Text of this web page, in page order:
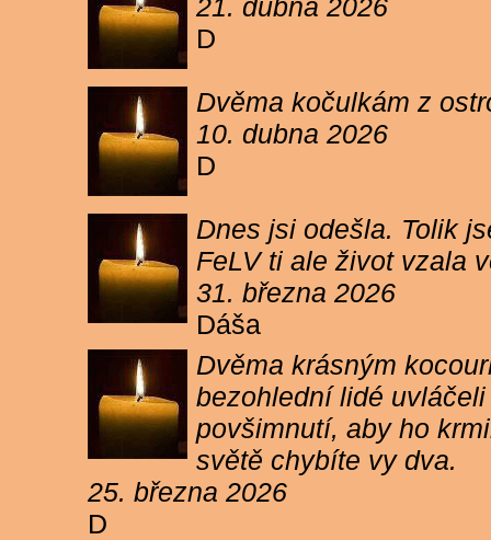
21. dubna 2026
D
Dvěma kočulkám z
10. dubna 2026
D
Dnes jsi odešla. Tolik
FeLV ti ale život vzala
31. března 2026
Dáša
Dvěma krásným
bezohlední lidé
povšimnutí, aby ho
světě chybíte vy dva.
25. března 2026
D